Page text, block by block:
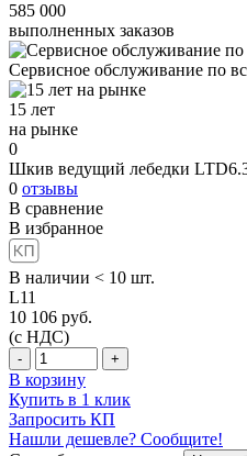
585 000
выполненных заказов
Сервисное обслуживание по
15 лет
на рынке
0
Шкив ведущий лебедки
0 отзывы
В сравнение
В избранное
В наличии < 10 шт.
L11
10 106 руб.
(с НДС)
- +
В корзину
Купить в 1 клик
Запросить КП
Нашли дешевле? Сообщите!